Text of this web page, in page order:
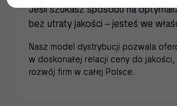
Jeśli szukasz sposobu na
bez utraty jakości – jesteś we
Nasz model dystrybucji pozwala
w doskonałej relacji ceny do
rozwój firm w całej Polsce.